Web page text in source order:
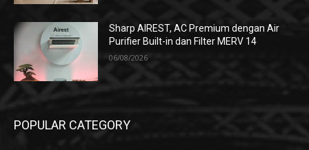
Sharp AIREST, AC Premium dengan Air
Purifier Built-in dan Filter MERV 14
06/08/2026
POPULAR CATEGORY